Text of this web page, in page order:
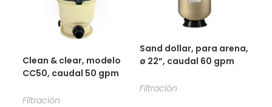
Clean & clear, modelo
CC50, caudal 50 gpm
Filtración
Sand dollar, para arena,
ø 22”, caudal 60 gpm
Filtración